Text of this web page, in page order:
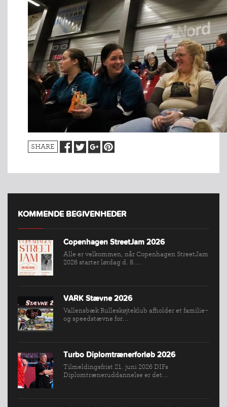
INDMELDELSE
BREDDEPULJE
FIND
KLUB
SPORTSGRENE
SHARE
KOMMENDE BEGIVENHEDER
Copenhagen StreetJam 2026
Alle er velkommen, når Copenhagen StreetJam
2026 starter lørdag d. 8....
VARK Stævne 2026
Vallensbæk Rulleskøjteklub afholder et familie-
og speedstævne for...
Turbo Diplomtrænerforløb 2026
Tilmeldingsfrist 21. juni 2026 DIFs
Diplomtræneruddannelse er det...